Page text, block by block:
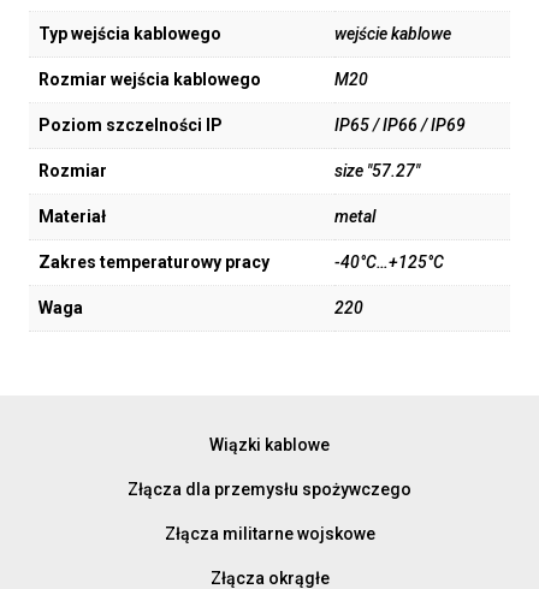
Typ wejścia kablowego wejście kablowe
Rozmiar wejścia kablowego M20
Poziom szczelności IP IP65 / IP66 / IP69
Rozmiar size "57.27"
Materiał metal
Zakres temperaturowy pracy -40°C…+125°C
Waga 220
Wiązki kablowe
Złącza dla przemysłu spożywczego
Złącza militarne wojskowe
Złącza okrągłe